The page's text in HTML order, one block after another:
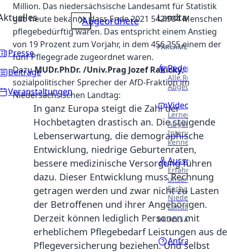
Presse
Beiträge
Veranstaltungen
Abgeordnete Landtag
PARLAMENTARISCHE
Reden
Alle Reden
Abgeordneten.
Videothek
Lernen Sie
Abgeordneten in
Interviews näher
kennen.
Ausschüsse
Erfahren Sie
unsere Arbeit in
Landtages.
DRUCKSACHEN
Anfragen
Million. Das niedersächsische Landesamt für Statistik
gab heute bekannt, dass Ende 2021 542.904 Menschen
pflegebedürftig waren. Das entspricht einem Anstieg
von 19 Prozent zum Vorjahr, in dem 456.255 einem der
fünf Pflegegrade zugeordnet waren.
DazuMUDr.PhDr. /Univ.Prag Jozef Rakicky,
sozialpolitischer Sprecher der AfD-Fraktion im
Niedersächsischen Landtag:
In ganz Europa steigt die Zahl der
Hochbetagten drastisch an. Die steigende
Lebenserwartung, die demographische
Entwicklung, niedrige Geburtenraten,
bessere medizinische Versorgung führen
dazu. Dieser Entwicklung muss Rechnung
getragen werden und zwar nicht zu Lasten
der Betroffenen und ihrer Angehörigen.
Derzeit können lediglich Personen mit
erheblichem Pflegebedarf Leistungen aus
Pflegeversicherung beziehen. Und selbst